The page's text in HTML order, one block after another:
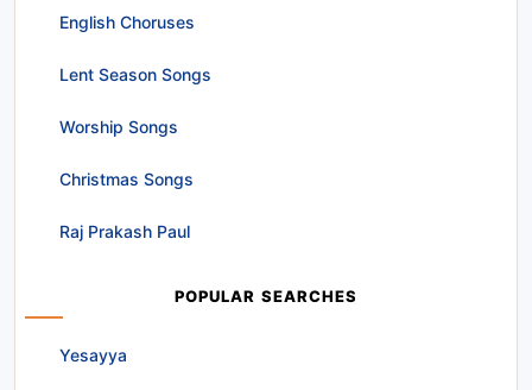
English Choruses
Lent Season Songs
Worship Songs
Christmas Songs
Raj Prakash Paul
POPULAR SEARCHES
Yesayya